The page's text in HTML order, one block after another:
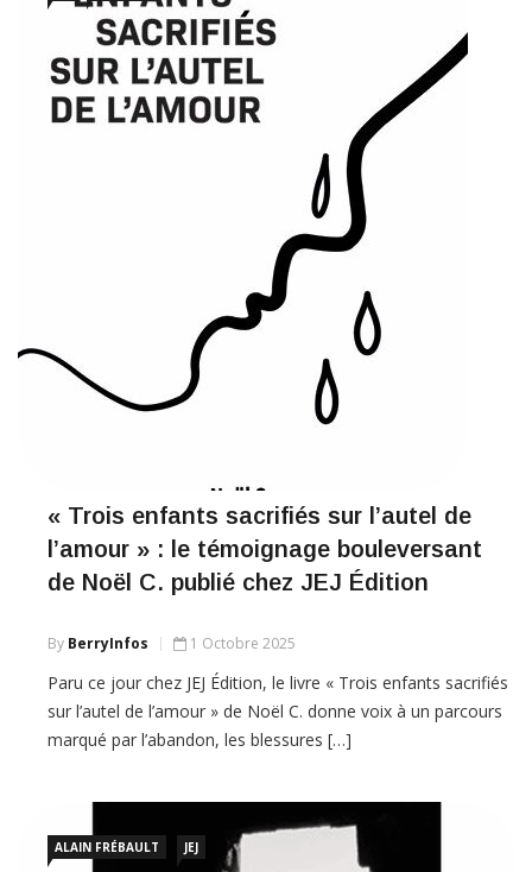
« Trois enfants sacrifiés sur l’autel de
l’amour » : le témoignage bouleversant
de Noël C. publié chez JEJ Édition
By BerryInfos 1 Octobre 2025
Paru ce jour chez JEJ Édition, le livre « Trois enfants sacrifiés
sur l’autel de l’amour » de Noël C. donne voix à un parcours
marqué par l’abandon, les blessures […]
ALAIN FRÉBAULT JEJ